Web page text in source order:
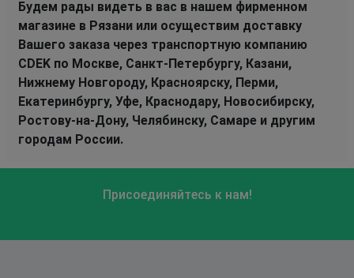
Будем рады видеть в вас в нашем фирменном
магазине в Рязани или осуществим доставку
Вашего заказа через транспортную компанию
CDEK по Москве, Санкт-Петербургу, Казани,
Нижнему Новгороду, Красноярску, Перми,
Екатеринбургу, Уфе, Краснодару, Новосибирску,
Ростову-на-Дону, Челябинску, Самаре и другим
городам России.
Присоединяйтесь к нам!